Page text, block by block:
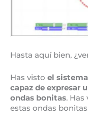
Hasta aquí bien,
Has visto el
capaz de expresar
ondas bonitas.
estas ondas